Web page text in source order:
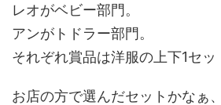
レオがベビー部門。
アンがトドラー部門。
それぞれ賞品は洋服の上下1セッ
お店の方で選んだセットかなぁ